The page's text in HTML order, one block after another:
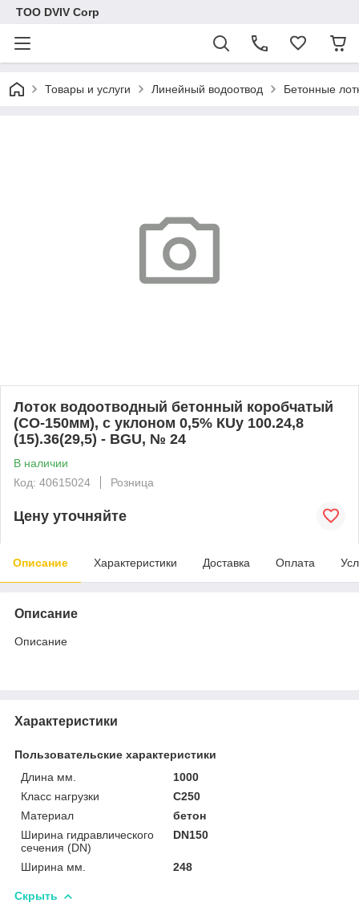
ТОО DVIV Corp
Товары и услуги Линейный водоотвод Бетонные
Лоток водоотводный бетонный коробчатый
(СО-150мм), с уклоном 0,5% КUу 100.24,8
(15).36(29,5) - BGU, № 24
В наличии
Код: 40615024
Розница
Цену уточняйте
Описание Характеристики Доставка Оплата
Описание
Описание
Характеристики
Пользовательские характеристики
Длина мм.
1000
Класс нагрузки
C250
Материал
бетон
Ширина гидравлического
сечения (DN)
DN150
Ширина мм. 248
Скрыть